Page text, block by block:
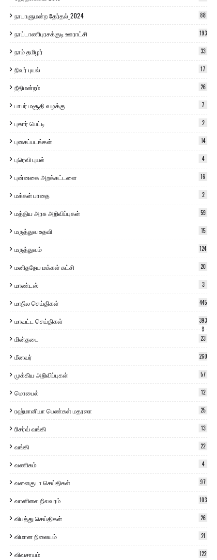
நாடாளுமன்ற தேர்தல்_2024 88
நாட்டாணிபுரசக்குடி ஊராட்சி 193
நாம் தமிழர் 33
நிவர் புயல் 17
நீதிமன்றம் 26
பாபர் மசூதி வழக்கு 7
புகார் பெட்டி 2
புகைப்படங்கள் 14
புரெவி புயல் 4
புன்னகை அறக்கட்டளை 16
மக்கள் பாதை 2
மத்திய அரசு அறிவிப்புகள் 59
மருத்துவ உதவி 15
மருத்துவம் 124
மனிதநேய மக்கள் கட்சி 20
மாண்டஸ் 3
மாநில செய்திகள் 445
மாவட்ட செய்திகள்
393
8
மின்தடை 23
மீனவர் 260
முக்கிய அறிவிப்புகள் 57
மொபைல் 12
ரஹ்மானியா பெண்கள் மதரஸா 25
ரிசர்வ் வங்கி 13
வங்கி 22
வணிகம் 4
வளைகுடா செய்திகள் 97
வானிலை நிலவரம் 103
விபத்து செய்திகள் 26
விமான நிலையம் 21
விவசாயம் 122